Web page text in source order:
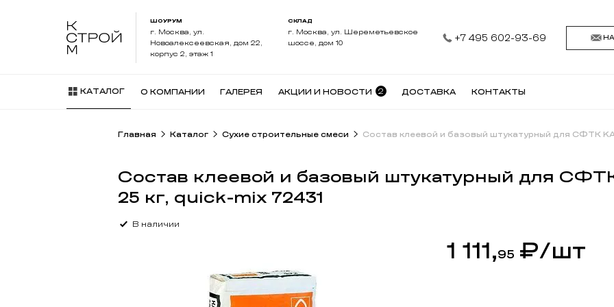
ШОУРУМ
г. Москва, ул.
Новоалексеевская, дом 22,
корпус 2, этаж 1
СКЛАД
г. Москва, ул. Шереметьевское
шоссе, дом 10
+7 495 602-93-69
КАТАЛОГ О КОМПАНИИ ГАЛЕРЕЯ АКЦИИ И НОВОСТИ 2 ДОСТАВКА КОНТАКТЫ
Главная Каталог Сухие строительные смеси Состав клеевой и базовый штукатурный для СФТК
Состав клеевой и базовый штукатурный для
25 кг, quick-mix 72431
В наличии
1 111,95 ₽/шт